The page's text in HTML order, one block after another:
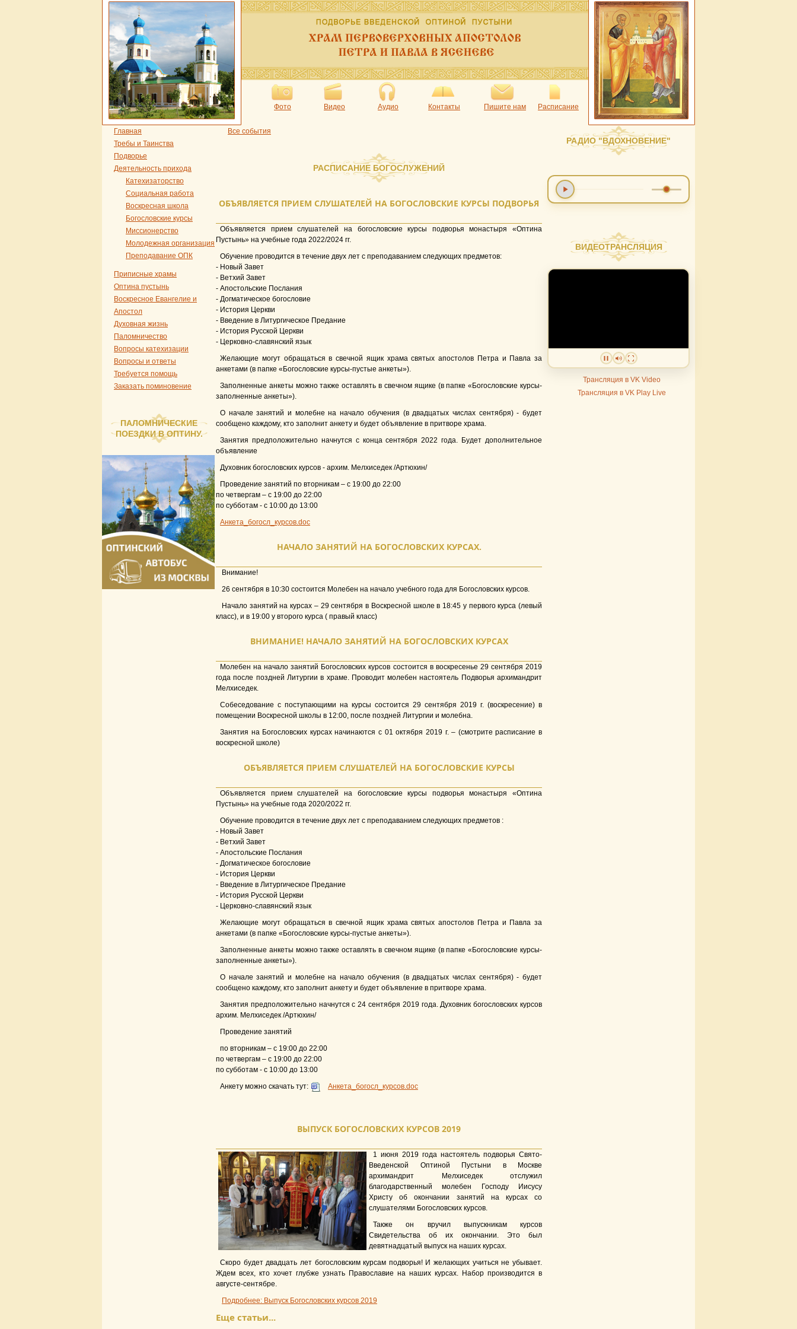
Фото Видео Аудио Контакты Пишите нам Расписание
Главная
Требы и Таинства
Подворье
Деятельность прихода
Катехизаторство
Социальная работа
Воскресная школа
Богословские курсы
Миссионерство
Молодежная организация
Преподавание ОПК
Приписные храмы
Оптина пустынь
Воскресное Евангелие и
Апостол
Духовная жизнь
Паломничество
Вопросы катехизации
Вопросы и ответы
Требуется помощь
Заказать поминовение
ПАЛОМНИЧЕСКИЕ
ПОЕЗДКИ В ОПТИНУ.
Все события
РАСПИСАНИЕ БОГОСЛУЖЕНИЙ
ОБЪЯВЛЯЕТСЯ ПРИЕМ СЛУШАТЕЛЕЙ НА БОГОСЛОВСКИЕ КУРСЫ ПОДВОРЬЯ
Объявляется прием слушателей на богословские курсы подворья монастыря «Оптина
Пустынь» на учебные года 2022/2024 гг.
Обучение проводится в течение двух лет с преподаванием следующих предметов:
- Новый Завет
- Ветхий Завет
- Апостольские Послания
- Догматическое богословие
- История Церкви
- Введение в Литургическое Предание
- История Русской Церкви
- Церковно-славянский язык
Желающие могут обращаться в свечной ящик храма святых апостолов Петра и Павла за
анкетами (в папке «Богословские курсы-пустые анкеты»).
Заполненные анкеты можно также оставлять в свечном ящике (в папке «Богословские курсы-
заполненные анкеты»).
О начале занятий и молебне на начало обучения (в двадцатых числах сентября) - будет
сообщено каждому, кто заполнит анкету и будет объявление в притворе храма.
Занятия предположительно начнутся с конца сентября 2022 года. Будет дополнительное
объявление
Духовник богословских курсов - архим. Мелхиседек /Артюхин/
Проведение занятий по вторникам – с 19:00 до 22:00
по четвергам – с 19:00 до 22:00
по субботам - с 10:00 до 13:00
Анкета_богосл_курсов.doc
НАЧАЛО ЗАНЯТИЙ НА БОГОСЛОВСКИХ КУРСАХ.
Внимание!
26 сентября в 10:30 состоится Молебен на начало учебного года для Богословских курсов.
Начало занятий на курсах – 29 сентября в Воскресной школе в 18:45 у первого курса (левый
класс), и в 19:00 у второго курса ( правый класс)
ВНИМАНИЕ! НАЧАЛО ЗАНЯТИЙ НА БОГОСЛОВСКИХ КУРСАХ
Молебен на начало занятий Богословских курсов состоится в воскресенье 29 сентября 2019
года после поздней Литургии в храме. Проводит молебен настоятель Подворья архимандрит
Мелхиседек.
Собеседование с поступающими на курсы состоится 29 сентября 2019 г. (воскресение) в
помещении Воскресной школы в 12:00, после поздней Литургии и молебна.
Занятия на Богословских курсах начинаются с 01 октября 2019 г. – (смотрите расписание в
воскресной школе)
ОБЪЯВЛЯЕТСЯ ПРИЕМ СЛУШАТЕЛЕЙ НА БОГОСЛОВСКИЕ КУРСЫ
Объявляется прием слушателей на богословские курсы подворья монастыря «Оптина
Пустынь» на учебные года 2020/2022 гг.
Обучение проводится в течение двух лет с преподаванием следующих предметов :
- Новый Завет
- Ветхий Завет
- Апостольские Послания
- Догматическое богословие
- История Церкви
- Введение в Литургическое Предание
- История Русской Церкви
- Церковно-славянский язык
Желающие могут обращаться в свечной ящик храма святых апостолов Петра и Павла за
анкетами (в папке «Богословские курсы-пустые анкеты»).
Заполненные анкеты можно также оставлять в свечном ящике (в папке «Богословские курсы-
заполненные анкеты»).
О начале занятий и молебне на начало обучения (в двадцатых числах сентября) - будет
сообщено каждому, кто заполнит анкету и будет объявление в притворе храма.
Занятия предположительно начнутся с 24 сентября 2019 года. Духовник богословских курсов
архим. Мелхиседек /Артюхин/
Проведение занятий
по вторникам – с 19:00 до 22:00
по четвергам – с 19:00 до 22:00
по субботам - с 10:00 до 13:00
Анкету можно скачать тут: Анкета_богосл_курсов.doc
ВЫПУСК БОГОСЛОВСКИХ КУРСОВ 2019
1 июня 2019 года настоятель подворья Свято-
Введенской Оптиной Пустыни в Москве
архимандрит Мелхиседек отслужил
благодарственный молебен Господу Иисусу
Христу об окончании занятий на курсах со
слушателями Богословских курсов.
Также он вручил выпускникам курсов
Свидетельства об их окончании. Это был
девятнадцатый выпуск на наших курсах.
Скоро будет двадцать лет богословским курсам подворья! И желающих учиться не убывает.
Ждем всех, кто хочет глубже узнать Православие на наших курсах. Набор производится в
августе-сентябре.
Подробнее: Выпуск Богословских курсов 2019
Еще статьи...
РАДИО "ВДОХНОВЕНИЕ"
ВИДЕОТРАНСЛЯЦИЯ
Трансляция в VK Video
Трансляция в VK Play Live